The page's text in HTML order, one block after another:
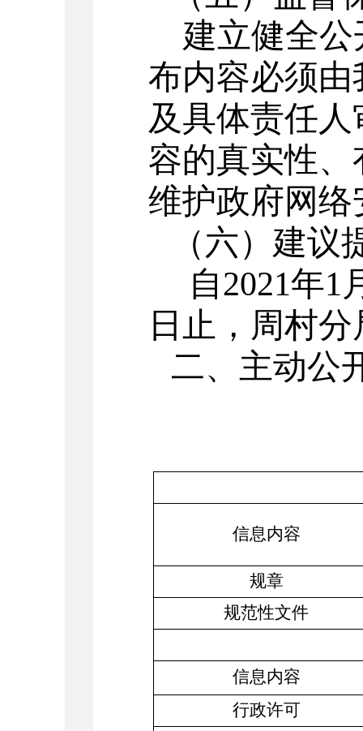
建立健全
布内容必须
及具体责任
容的真实性
维护政府网
（六）建
自2021年1
日止，周村分
二、 主动公
信息内容
规章
规范性文件
信息内容
行政许可